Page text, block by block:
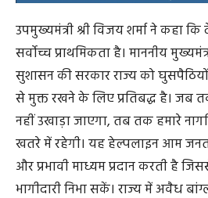
प्रचार-प्रसार के निर्देश भी दिए गए हैं।
किया है कि घुसपैठ के मामलों की पुष्टि
सत्यता की पूर्ण जांच की जाएगी, ताकि
प्रकार की असुविधा न हो।